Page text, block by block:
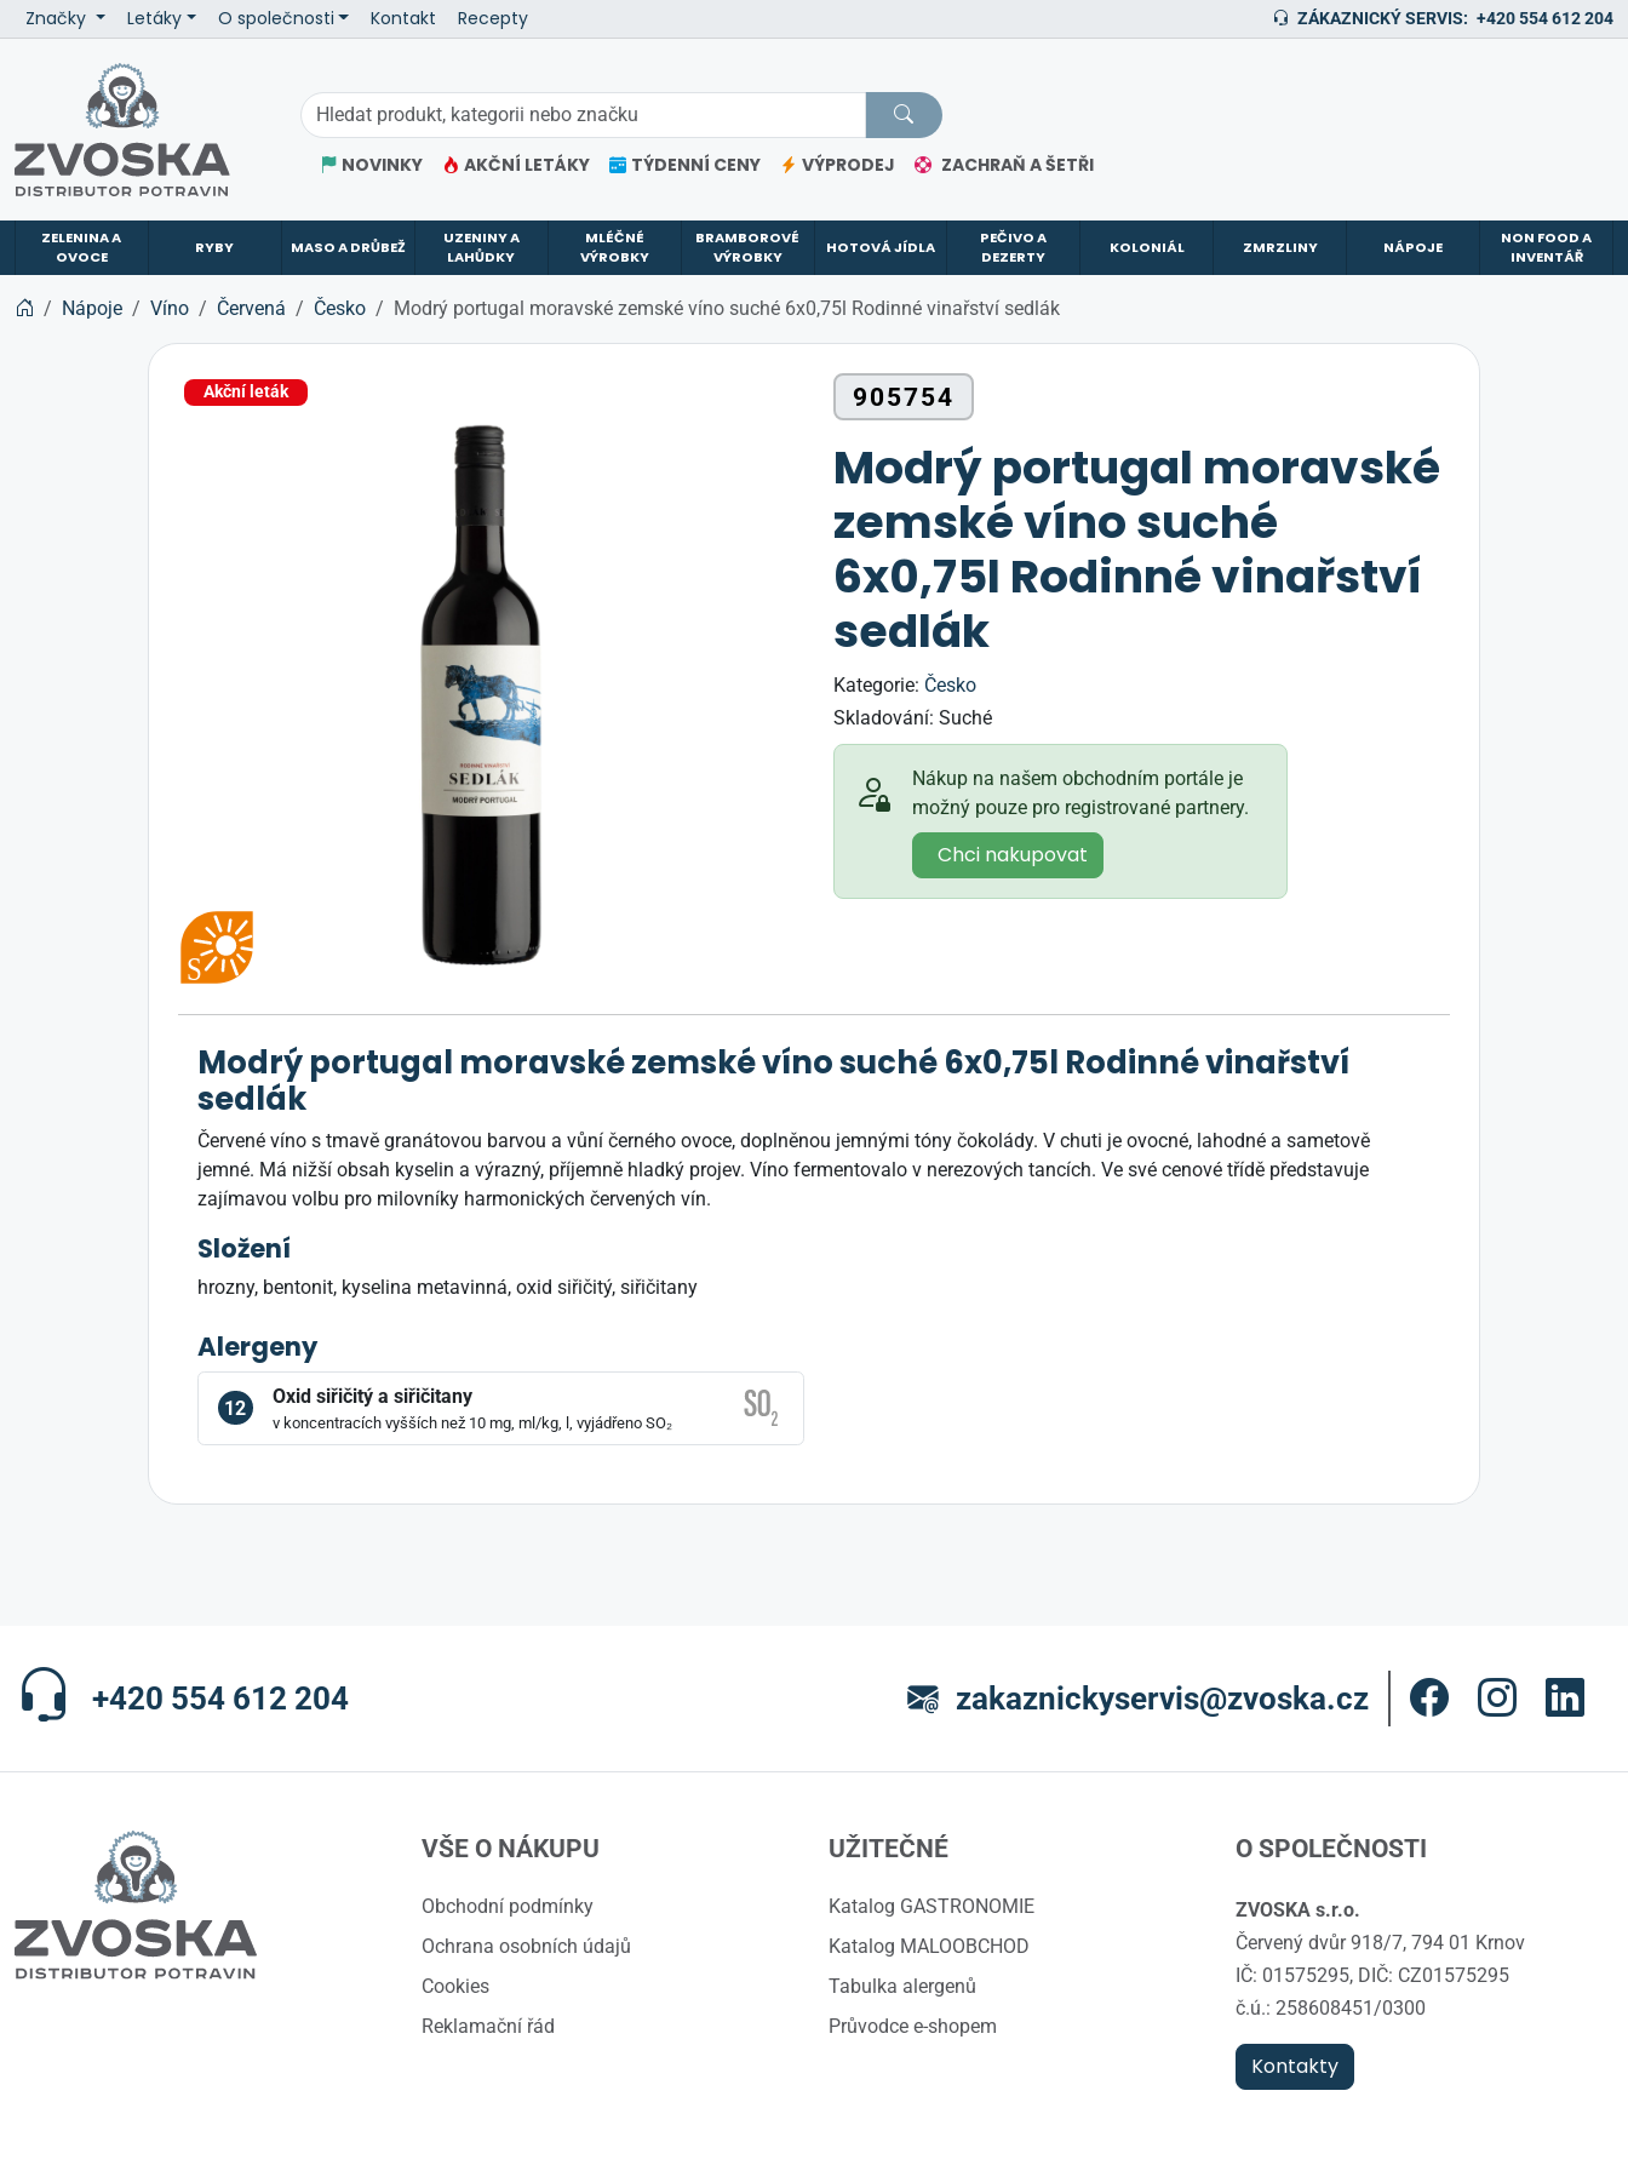
Značky Letáky O společnosti Kontakt Recepty ZÁKAZNICKÝ SERVIS: +420 554 612 204
NOVINKY AKČNÍ LETÁKY TÝDENNÍ CENY VÝPRODEJ ZACHRAŇ A ŠETŘI
ZELENINA A
OVOCE
RYBY MASO A DRŮBEŽ
UZENINY A
LAHŮDKY
MLÉČNÉ
VÝROBKY
BRAMBOROVÉ
VÝROBKY
HOTOVÁ JÍDLA
PEČIVO A
DEZERTY
KOLONIÁL ZMRZLINY NÁPOJE
NON FOOD A
INVENTÁŘ
Nápoje Víno Červená Česko Modrý portugal moravské zemské víno suché 6x0,75l Rodinné vinařství sedlák
905754
Modrý portugal moravské
zemské víno suché
6x0,75l Rodinné vinařství
sedlák
Kategorie: Česko
Skladování: Suché
Nákup na našem obchodním portále je
možný pouze pro registrované partnery.
Chci nakupovat
Akční leták
Modrý portugal moravské zemské víno suché 6x0,75l Rodinné vinařství
sedlák
Červené víno s tmavě granátovou barvou a vůní černého ovoce, doplněnou jemnými tóny čokolády. V chuti je ovocné, lahodné a sametově
jemné. Má nižší obsah kyselin a výrazný, příjemně hladký projev. Víno fermentovalo v nerezových tancích. Ve své cenové třídě představuje
zajímavou volbu pro milovníky harmonických červených vín.
Složení
hrozny, bentonit, kyselina metavinná, oxid siřičitý, siřičitany
Alergeny
12
Oxid siřičitý a siřičitany
v koncentracích vyšších než 10 mg, ml/kg, l, vyjádřeno SO₂
+420 554 612 204 zakaznickyservis@zvoska.cz
VŠE O NÁKUPU
Obchodní podmínky
Ochrana osobních údajů
Cookies
Reklamační řád
UŽITEČNÉ
Katalog GASTRONOMIE
Katalog MALOOBCHOD
Tabulka alergenů
Průvodce e-shopem
O SPOLEČNOSTI
ZVOSKA s.r.o.
Červený dvůr 918/7, 794 01 Krnov
IČ: 01575295, DIČ: CZ01575295
č.ú.: 258608451/0300
Kontakty